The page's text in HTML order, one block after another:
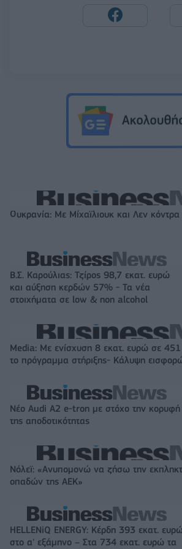
Ουκρανία: Με Μίχαϊλιουκ και Λεν
Β.Σ. Καρούλιας: Τζίρος 98,7 εκατ. ευρώ
και αύξηση κερδών 57% - Τα νέα
στοιχήματα σε low & non alcohol
Media: Με ενίσχυση 8 εκατ. ευρώ σε 451
το πρόγραμμα στήριξης- Κάλυψη
Νέο Audi A2 e-tron με στόχο την κορυφή
της αποδοτικότητας
Νόλεϊ: «Ανυπομονώ να ζήσω την
οπαδών της ΑΕΚ»
HELLENiQ ENERGY: Κέρδη 393 εκατ.
στο α' εξάμηνο – Στα 734 εκατ. ευρώ τα